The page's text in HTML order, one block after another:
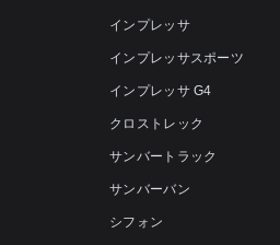
インプレッサ
インプレッサスポーツ
インプレッサ G4
クロストレック
サンバートラック
サンバーバン
シフォン